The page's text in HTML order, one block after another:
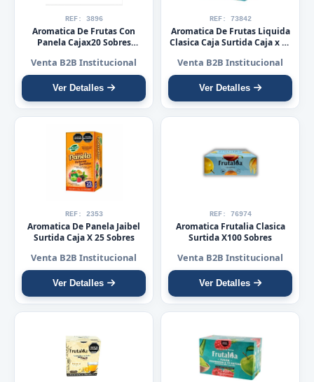
REF: 3896
Aromatica De Frutas Con
Panela Cajax20 Sobres
Venta B2B Institucional
Ver Detalles
REF: 73842
Aromatica De Frutas Liquida
Clasica Caja Surtida Caja x 10
Venta B2B Institucional
Ver Detalles
REF: 2353
Aromatica De Panela Jaibel
Surtida Caja X 25 Sobres
Venta B2B Institucional
Ver Detalles
REF: 76974
Aromatica Frutalia Clasica
Surtida X100 Sobres
Venta B2B Institucional
Ver Detalles